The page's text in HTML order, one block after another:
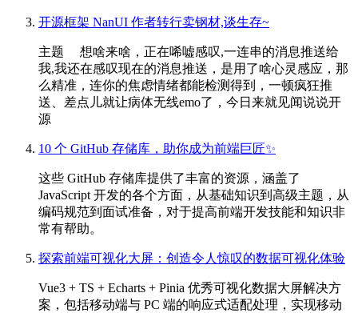
开源框架 NanUI 作者转行卖钢材,谈生存~
主题 想啥来啥，正在唏嘘感叹,一连串的消息推送给
我,我还在感叹现在的消息推送，是用了啥心灵感应，那
么精准，连你的焦虑情绪都能检测得到，一顿疯狂推
送、差点儿就让病体无线emo了，今日来就见闻说说开
源
10 个 GitHub 存储库，助你成为前端巨匠✨
这些 GitHub 存储库提供了丰富的资源，涵盖了
JavaScript 开发的各个方面，从基础知识到高级主题，从
编码规范到面试准备，对于提高前端开发技能和知识非
常有帮助。
探索前端可视化大屏：创造令人惊叹的数据可视化体验
Vue3 + TS + Echarts + Pinia 优秀可视化数据大屏解决方
案，包括移动端与 PC 端的响应式适配处理，实现移动